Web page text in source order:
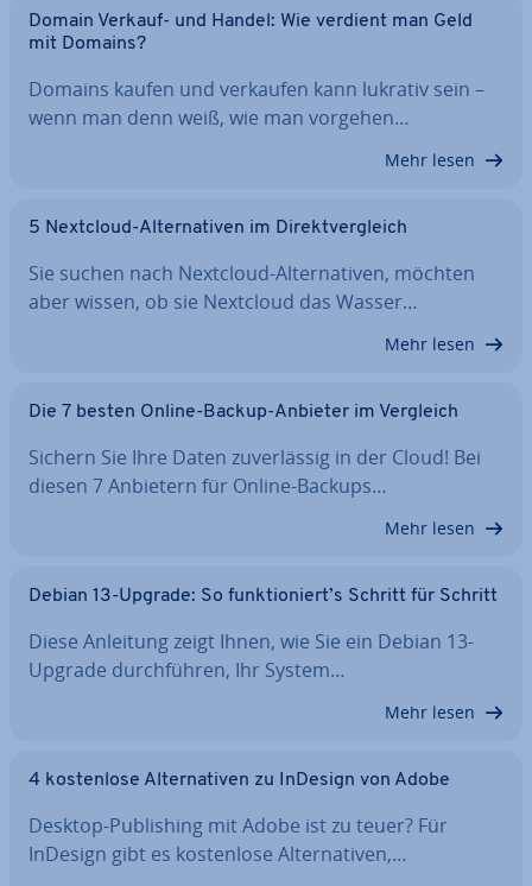
Domain Verkauf- und Handel: Wie verdient man Geld
mit Domains?
Domains kaufen und verkaufen kann lukrativ sein –
wenn man denn weiß, wie man vorgehen…
Mehr lesen
5 Nextcloud-Al­ter­na­ti­ven im Di­rekt­ver­gleich
Sie suchen nach Nextcloud-Al­ter­na­ti­ven, möchten
aber wissen, ob sie Nextcloud das Wasser…
Mehr lesen
Die 7 besten Online-Backup-Anbieter im Vergleich
Sichern Sie Ihre Daten zu­ver­läs­sig in der Cloud! Bei
diesen 7 Anbietern für Online-Backups…
Mehr lesen
Debian 13-Upgrade: So funk­tio­niert’s Schritt für Schritt
Diese Anleitung zeigt Ihnen, wie Sie ein Debian 13-
Upgrade durch­füh­ren, Ihr System…
Mehr lesen
4 kos­ten­lo­se Al­ter­na­ti­ven zu InDesign von Adobe
Desktop-Pu­bli­shing mit Adobe ist zu teuer? Für
InDesign gibt es kos­ten­lo­se Al­ter­na­ti­ven,…